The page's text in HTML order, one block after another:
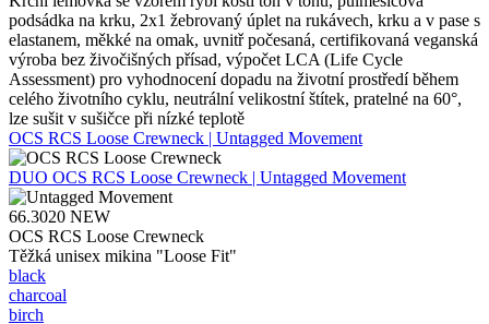
podsádka na krku, 2x1 žebrovaný úplet na rukávech, krku a v pase s
elastanem, měkké na omak, uvnitř počesaná, certifikovaná veganská
výroba bez živočišných přísad, výpočet LCA (Life Cycle
Assessment) pro vyhodnocení dopadu na životní prostředí během
celého životního cyklu, neutrální velikostní štítek, pratelné na 60°,
lze sušit v sušičce při nízké teplotě
OCS RCS Loose Crewneck | Untagged Movement
DUO OCS RCS Loose Crewneck | Untagged Movement
66.3020 NEW
OCS RCS Loose Crewneck
Těžká unisex mikina "Loose Fit"
black
charcoal
birch